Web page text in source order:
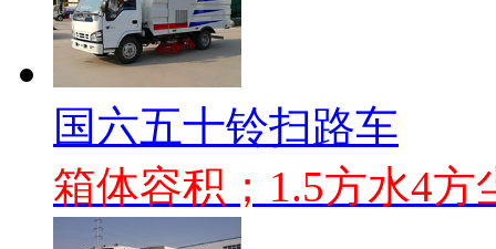
国六五十铃扫路车
箱体容积；1.5方水4